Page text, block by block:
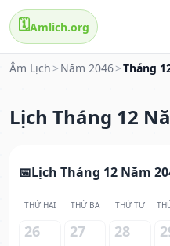
🗓️Amlich.org
Âm Lịch > Năm 2046>Tháng
Lịch Tháng 12
Lịch Tháng 12 Năm
THỨ HAI THỨ BA THỨ TƯ
26 27 28